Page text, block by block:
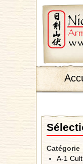
Catégorie
A-1